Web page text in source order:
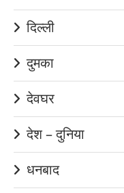
दिल्ली
दुमका
देवघर
देश – दुनिया
धनबाद